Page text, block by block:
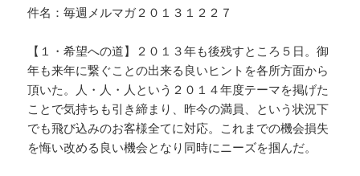
件名：毎週メルマガ２０１３１２２７
【１・希望への道】２０１３年も後残すところ５日。御
年も来年に繋ぐことの出来る良いヒントを各所方面から
頂いた。人・人・人という２０１４年度テーマを掲げた
ことで気持ちも引き締まり、昨今の満員、という状況下
でも飛び込みのお客様全てに対応。これまでの機会損失
を悔い改める良い機会となり同時にニーズを掴んだ。